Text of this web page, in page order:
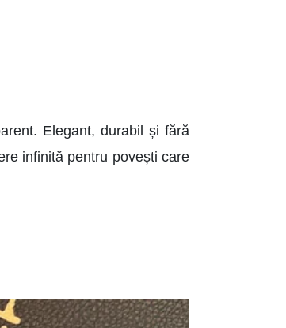
Elegant, durabil și fără
infinită pentru povești care